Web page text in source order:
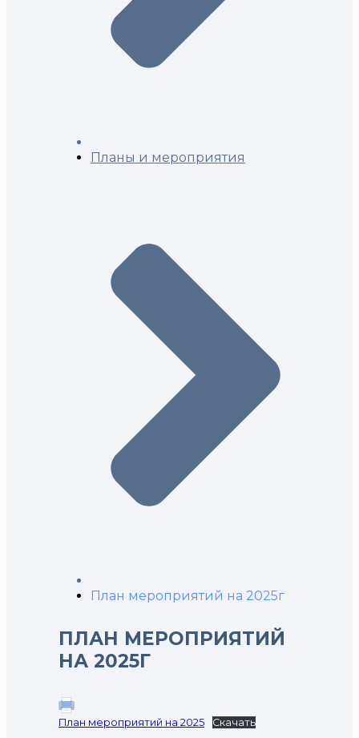
Планы и мероприятия
План мероприятий на 2025г
ПЛАН МЕРОПРИЯТИЙ
НА 2025Г
План мероприятий на 2025 Скачать